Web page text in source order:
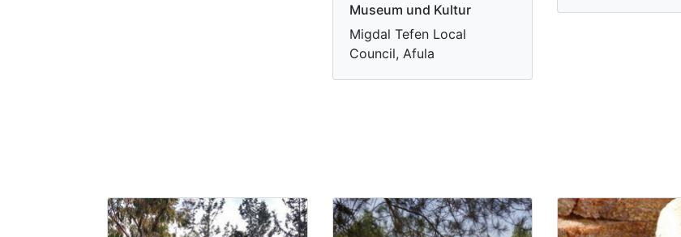
Museum und Kultur
Migdal Tefen Local
Council, Afula